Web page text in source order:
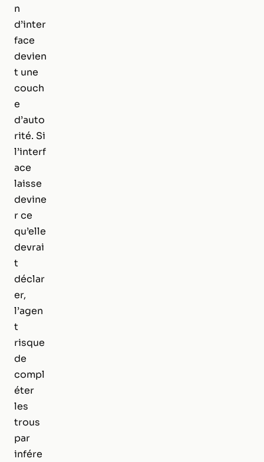
n
d’inter
face
devien
t une
couch
e
d’auto
rité. Si
l’interf
ace
laisse
devine
r ce
qu’elle
devrai
t
déclar
er,
l’agen
t
risque
de
compl
éter
les
trous
par
infére